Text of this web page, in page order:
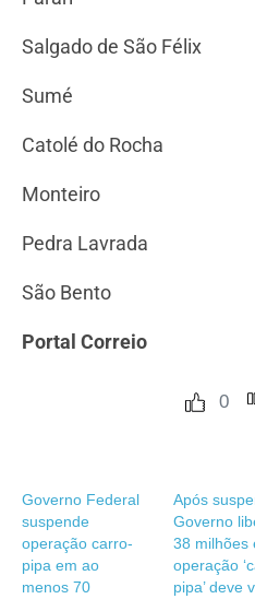
Salgado de São Félix
Sumé
Catolé do Rocha
Monteiro
Pedra Lavrada
São Bento
Portal Correio
0
Governo Federal
suspende
operação carro-
pipa em ao
menos 70
Após
Governo
38 milhões
operação
pipa’ deve